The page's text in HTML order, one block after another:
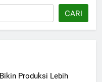
CARI
Produksi Lebih